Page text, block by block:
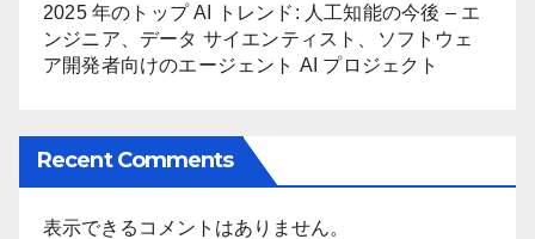
2025 年のトップ AI トレンド: 人工知能の今後 – エ
ンジニア、データ サイエンティスト、ソフトウェ
ア開発者向けのエージェント AI プロジェクト
Recent Comments
表示できるコメントはありません。